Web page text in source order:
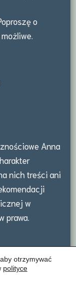
o
Anna
nich treści ani
w
prawa.
otrzymywać
polityce